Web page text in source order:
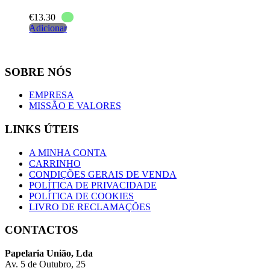
€13.30
Adicionar
SOBRE NÓS
EMPRESA
MISSÃO E VALORES
LINKS ÚTEIS
A MINHA CONTA
CARRINHO
CONDIÇÕES GERAIS DE VENDA
POLÍTICA DE PRIVACIDADE
POLÍTICA DE COOKIES
LIVRO DE RECLAMAÇÕES
CONTACTOS
Papelaria União, Lda
Av. 5 de Outubro, 25